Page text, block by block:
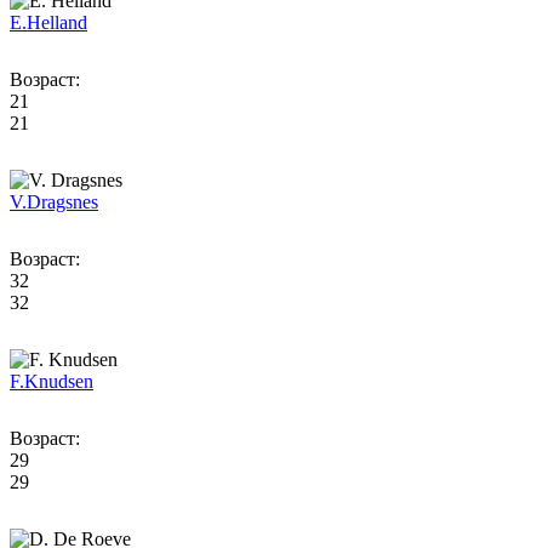
E.Helland
Возраст:
21
21
V.Dragsnes
Возраст:
32
32
F.Knudsen
Возраст:
29
29